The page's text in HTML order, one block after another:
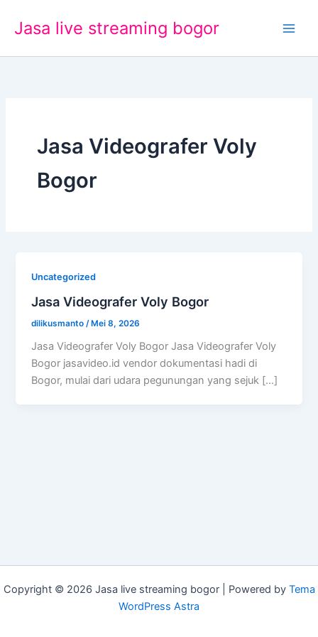
Jasa live streaming bogor
Jasa Videografer Voly
Bogor
Uncategorized
Jasa Videografer Voly Bogor
dilikusmanto /Mei 8, 2026
Jasa Videografer Voly Bogor Jasa Videografer Voly
Bogor jasavideo.id vendor dokumentasi hadi di
Bogor, mulai dari udara pegunungan yang sejuk […]
Copyright © 2026 Jasa live streaming bogor | Powered by Tema
WordPress Astra